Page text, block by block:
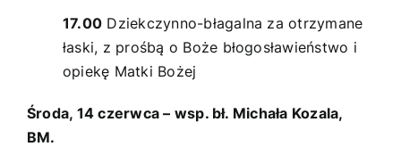
17.00 Dziekczynno-błagalna za otrzymane
łaski, z prośbą o Boże błogosławieństwo i
opiekę Matki Bożej
Środa, 14 czerwca – wsp. bł. Michała Kozala,
BM.